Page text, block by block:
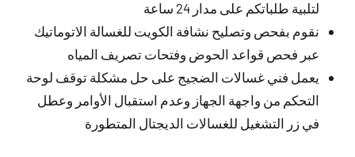
لتلبية طلباتكم على مدار 24 ساعة
نقوم بفحص وتصليح نشافة الكويت للغسالة الاتوماتيك
عبر فحص قواعد الحوض وفتحات تصريف المياه
يعمل فني غسالات الضجيج على حل مشكلة توقف لوحة
التحكم من واجهة الجهاز وعدم استقبال الأوامر وعطل
في زر التشغيل للغسالات الديجتال المتطورة